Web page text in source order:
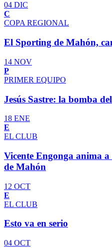
04 DIC
C
COPA REGIONAL
El Sporting de Mahón,
14 NOV
P
PRIMER EQUIPO
Jesús Sastre: la bomba
18 ENE
E
EL CLUB
Vicente Engonga anima a
de Mahón
12 OCT
E
EL CLUB
Esto va en serio
04 OCT